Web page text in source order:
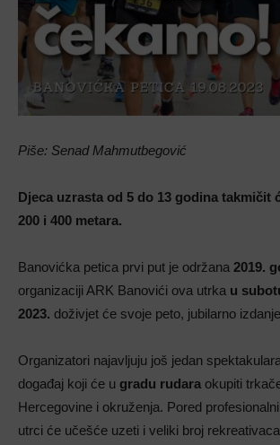
Piše: Senad Mahmutbegović
Djeca uzrasta od 5 do 13 godina takmičit
200 i 400 metara.
Banovićka petica prvi put je održana 2019.
organizaciji ARK Banovići ova utrka u
2023. doživjet će svoje peto, jubilarno
Organizatori najavljuju još jedan
događaj koji će u gradu rudara okupiti
Hercegovine i okruženja. Pored
utrci će učešće uzeti i veliki broj